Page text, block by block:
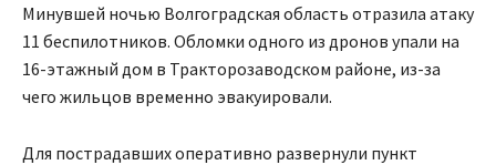
Минувшей ночью Волгоградская область отразила атаку
11 беспилотников. Обломки одного из дронов упали на
16-этажный дом в Тракторозаводском районе, из-за
чего жильцов временно эвакуировали.
Для пострадавших оперативно развернули пункт